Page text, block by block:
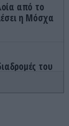
από το
η Μόσχα
του